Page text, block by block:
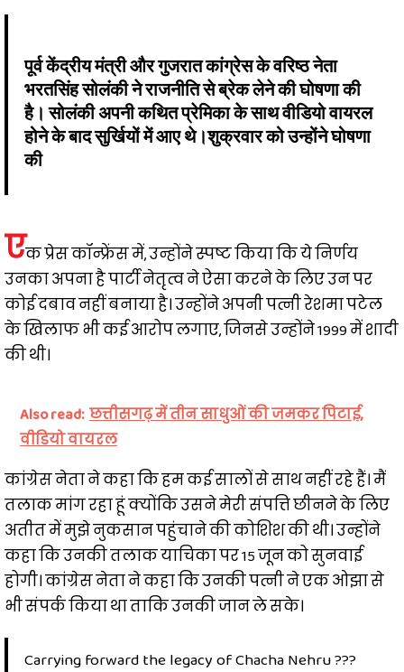
पूर्व केंद्रीय मंत्री और गुजरात कांग्रेस के वरिष्ठ नेता
भरतसिंह सोलंकी ने राजनीति से ब्रेक लेने की घोषणा की
है। सोलंकी अपनी कथित प्रेमिका के साथ वीडियो वायरल
होने के बाद सुर्खियों में आए थे।शुक्रवार को उन्होंने घोषणा
की
एक प्रेस कॉन्फ्रेंस में, उन्होंने स्पष्ट किया कि ये निर्णय
उनका अपना है पार्टी नेतृत्व ने ऐसा करने के लिए उन पर
कोई दबाव नहीं बनाया है। उन्होंने अपनी पत्नी रेशमा पटेल
के खिलाफ भी कई आरोप लगाए, जिनसे उन्होंने 1999 में शादी
की थी।
Also read: छत्तीसगढ़ में तीन साधुओं की जमकर पिटाई,
वीडियो वायरल
कांग्रेस नेता ने कहा कि हम कई सालों से साथ नहीं रहे हैं। मैं
तलाक मांग रहा हूं क्योंकि उसने मेरी संपत्ति छीनने के लिए
अतीत में मुझे नुकसान पहुंचाने की कोशिश की थी। उन्होंने
कहा कि उनकी तलाक याचिका पर 15 जून को सुनवाई
होगी। कांग्रेस नेता ने कहा कि उनकी पत्नी ने एक ओझा से
भी संपर्क किया था ताकि उनकी जान ले सके।
Carrying forward the legacy of Chacha Nehru ???